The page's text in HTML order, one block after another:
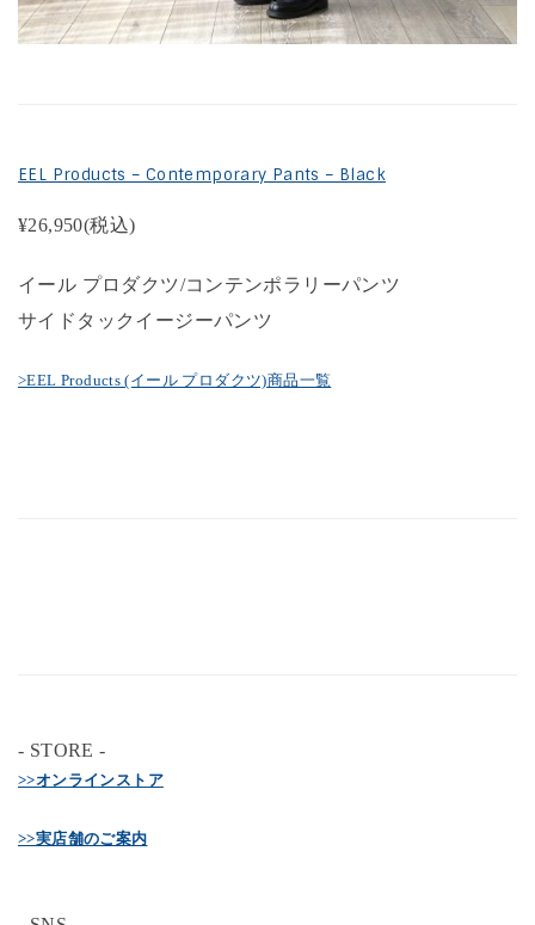
EEL Products – Contemporary Pants – Black
¥26,950(税込)
イール プロダクツ/コンテンポラリーパンツ
サイドタックイージーパンツ
>EEL Products (イール プロダクツ)商品一覧
- STORE -
>>オンラインストア
>>実店舗のご案内